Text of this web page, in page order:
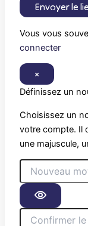
Envoyer le
Vous vous
connecter
×
Définissez un
Choisissez un
votre compte. Il
une majuscule,